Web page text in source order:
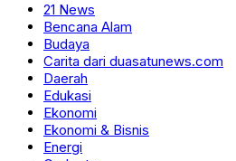
21 News
Bencana Alam
Budaya
Carita dari duasatunews.com
Daerah
Edukasi
Ekonomi
Ekonomi & Bisnis
Energi